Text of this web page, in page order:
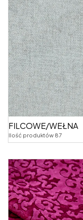
FILCOWE/WEŁNA
Ilość produktów 87